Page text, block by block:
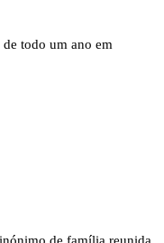
todo um ano em